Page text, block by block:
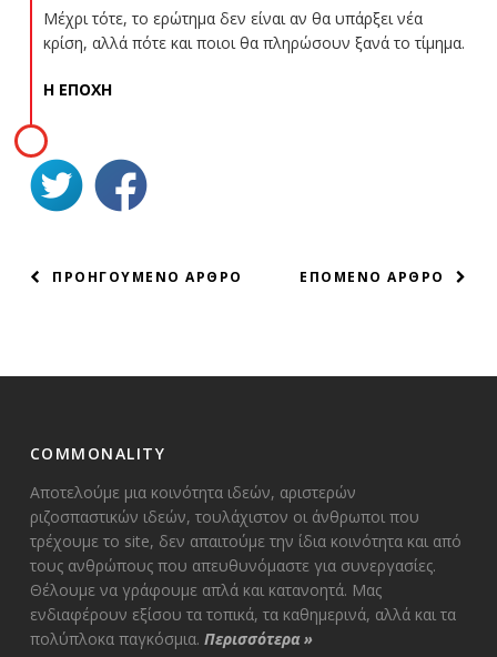
Μέχρι τότε, το ερώτημα δεν είναι αν θα υπάρξει νέα
κρίση, αλλά πότε και ποιοι θα πληρώσουν ξανά το τίμημα.
Η ΕΠΟΧΗ
ΠΛΟΗΓΗΣΗ
ΕΠΟΜΕΝΟ ΑΡΘΡΟ
ΠΡΟΗΓΟΥΜΕΝΟ ΑΡΘΡΟ
COMMONALITY
Αποτελούμε μια κοινότητα ιδεών, αριστερών
ριζοσπαστικών ιδεών, τουλάχιστον οι άνθρωποι που
τρέχουμε το site, δεν απαιτούμε την ίδια κοινότητα και από
τους ανθρώπους που απευθυνόμαστε για συνεργασίες.
Θέλουμε να γράφουμε απλά και κατανοητά. Μας
ενδιαφέρουν εξίσου τα τοπικά, τα καθημερινά, αλλά και τα
πολύπλοκα παγκόσμια. Περισσότερα»